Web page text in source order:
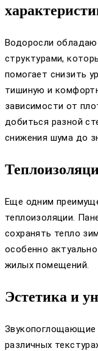
Водоросли
структурами,
помогает снизить
тишиную и
зависимости от
добиться разной
снижения шума до
Еще одним
теплоизоляции.
сохранять тепло
особенно
жилых помещений.
Эстетика и
Звукопоглощающие
различных